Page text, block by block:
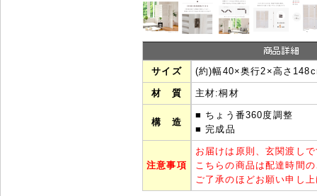
サイズ (約)幅40×奥行2×高さ
材 質 主材:桐材
構 造
■ ちょう番360度調整
■ 完成品
注意事項
お届けは原則、玄関渡し
こちらの商品は配達時間
ご了承のほどお願い申し